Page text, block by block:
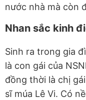
nước nhà mà còn
Nhan sắc kinh
Sinh ra trong gia
là con gái của
đồng thời là chị
sĩ múa Lê Vi. Có